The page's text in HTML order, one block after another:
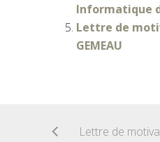
Informatique
Lettre de
GEMEAU